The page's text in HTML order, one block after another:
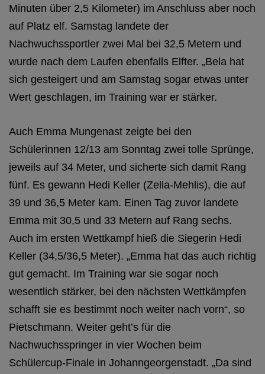
Minuten über 2,5 Kilometer) im Anschluss aber noch
auf Platz elf. Samstag landete der
Nachwuchssportler zwei Mal bei 32,5 Metern und
wurde nach dem Laufen ebenfalls Elfter. „Bela hat
sich gesteigert und am Samstag sogar etwas unter
Wert geschlagen, im Training war er stärker.
Auch Emma Mungenast zeigte bei den
Schülerinnen 12/13 am Sonntag zwei tolle Sprünge,
jeweils auf 34 Meter, und sicherte sich damit Rang
fünf. Es gewann Hedi Keller (Zella-Mehlis), die auf
39 und 36,5 Meter kam. Einen Tag zuvor landete
Emma mit 30,5 und 33 Metern auf Rang sechs.
Auch im ersten Wettkampf hieß die Siegerin Hedi
Keller (34,5/36,5 Meter). „Emma hat das auch richtig
gut gemacht. Im Training war sie sogar noch
wesentlich stärker, bei den nächsten Wettkämpfen
schafft sie es bestimmt noch weiter nach vorn“, so
Pietschmann. Weiter geht’s für die
Nachwuchsspringer in vier Wochen beim
Schülercup-Finale in Johanngeorgenstadt. „Da sind